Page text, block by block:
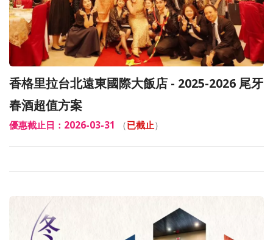
香格里拉台北遠東國際大飯店 - 2025-2026 尾牙
春酒超值方案
優惠截止日：2026-03-31 （已截止）